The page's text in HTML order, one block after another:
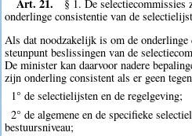
Art. 21.
§ 1. De
onderlinge consistentie van de
Als dat noodzakelijk is om de onderlinge
steunpunt beslissingen van de
De minister kan daarvoor nadere
zijn onderling consistent als er geen
1° de selectielijsten en de regelgeving;
2° de algemene en de specifieke
bestuursniveau;